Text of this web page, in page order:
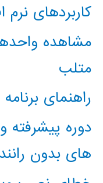
کاربردهای نرم
مشاهده
متلب
راهنمای
دوره
های بدون